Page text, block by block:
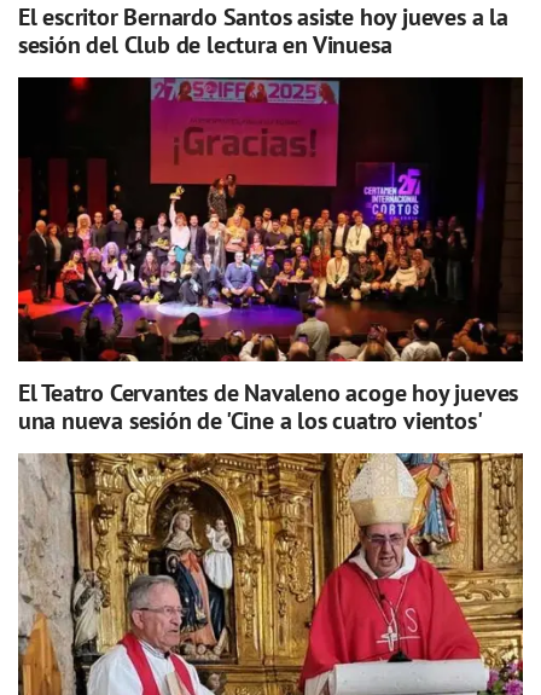
El escritor Bernardo Santos asiste hoy jueves a la
sesión del Club de lectura en Vinuesa
El Teatro Cervantes de Navaleno acoge hoy jueves
una nueva sesión de 'Cine a los cuatro vientos'